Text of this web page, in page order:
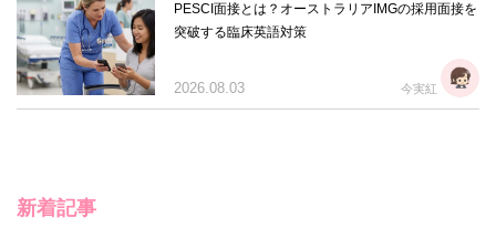
今実紅
PESCI面接とは？オーストラリアIMGの採用面接を
突破する臨床英語対策
2026.08.03
新着記事